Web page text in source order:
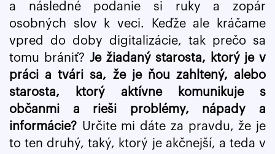
a následné podanie si ruky a zopár
osobných slov k veci. Keďže ale kráčame
vpred do doby digitalizácie, tak prečo sa
tomu brániť?Je žiadaný starosta, ktorý je v
práci a tvári sa, že je ňou zahltený, alebo
starosta, ktorý aktívne komunikuje s
občanmi a rieši problémy, nápady a
informácie? Určite mi dáte za pravdu, že je
to ten druhý, taký, ktorý je akčnejší, a teda v